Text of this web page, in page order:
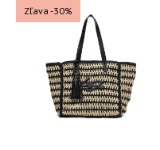
Zľava -30%